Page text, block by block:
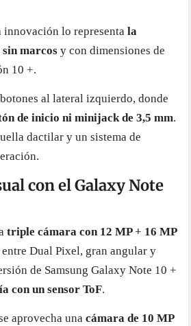
innovación lo representala
marcos y con dimensiones de
10 +.
al lateral izquierdo, donde
de inicio ni minijack de 3,5 mm.
dactilar y un sistema de
con el Galaxy Note
triple cámara con 12 MP + 16 MP
Dual Pixel, gran angular y
de Samsung Galaxy Note 10 +
con un sensor ToF.
aprovecha unacámara de 10 MP